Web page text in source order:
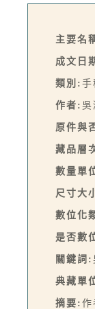
主要名
成文日
類別: 手
作者: 吳
原件與
藏品層
數量單
尺寸大
數位化
是否數
關鍵詞:
典藏單
摘要: 作